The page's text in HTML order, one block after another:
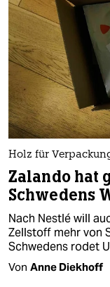
Holz für
Zalando hat
Schwedens
Nach Nestlé will
Zellstoff mehr von
Schwedens rodet
Von Anne Diekhoff